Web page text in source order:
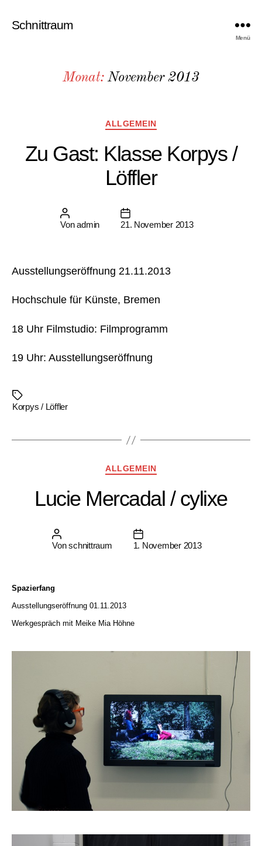
Schnittraum
Menü
Monat: November 2013
Kategorien
ALLGEMEIN
Zu Gast: Klasse Korpys /
Löffler
Beitragsautor
Vonadmin
21. November 2013
Ausstellungseröffnung 21.11.2013
Hochschule für Künste, Bremen
18 Uhr Filmstudio: Filmprogramm
19 Uhr: Ausstellungseröffnung
Schlagwörter
Korpys / Löffler
Kategorien
ALLGEMEIN
Lucie Mercadal / cylixe
Beitragsautor
Vonschnittraum
1. November 2013
Spazierfang
Ausstellungseröffnung 01.11.2013
Werkgespräch mit Meike Mia Höhne